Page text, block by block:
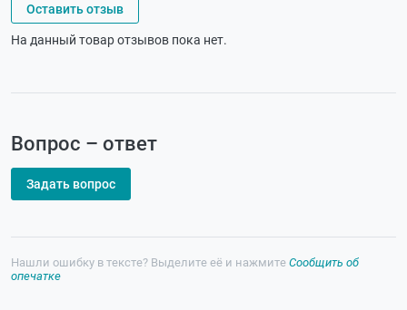
Оставить отзыв
На данный товар отзывов пока нет.
Вопрос – ответ
Задать вопрос
Нашли ошибку в тексте? Выделите её и нажмите Сообщить об
опечатке